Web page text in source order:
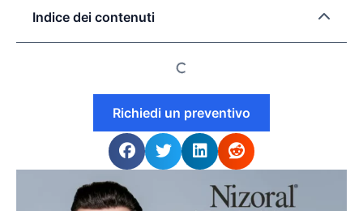
Indice dei contenuti
Richiedi un preventivo